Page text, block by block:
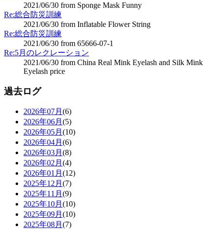
2021/06/30 from Sponge Mask Funny
Re:総合防災訓練
2021/06/30 from Inflatable Flower String
Re:総合防災訓練
2021/06/30 from 65666-07-1
Re:5月のレクレーション
2021/06/30 from China Real Mink Eyelash and Silk Mink
Eyelash price
過去ログ
2026年07月 (6)
2026年06月 (5)
2026年05月 (10)
2026年04月 (6)
2026年03月 (8)
2026年02月 (4)
2026年01月 (12)
2025年12月 (7)
2025年11月 (9)
2025年10月 (10)
2025年09月 (10)
2025年08月 (7)